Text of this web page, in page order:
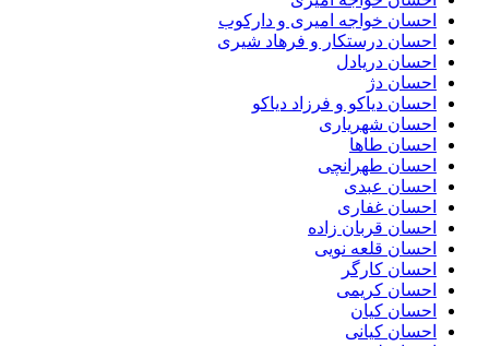
احسان خواجه امیری و دارکوب
احسان درستكار و فرهاد شيرى
احسان دریادل
احسان دژ
احسان دیاکو و فرزاد دیاکو
احسان شهریاری
احسان طاها
احسان طهرانچی
احسان عبدی
احسان غفاری
احسان قربان زاده
احسان قلعه نویی
احسان کارگر
احسان کریمی
احسان کیان
احسان کیانی